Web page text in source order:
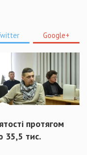
Google+
протягом
35,5 тис.